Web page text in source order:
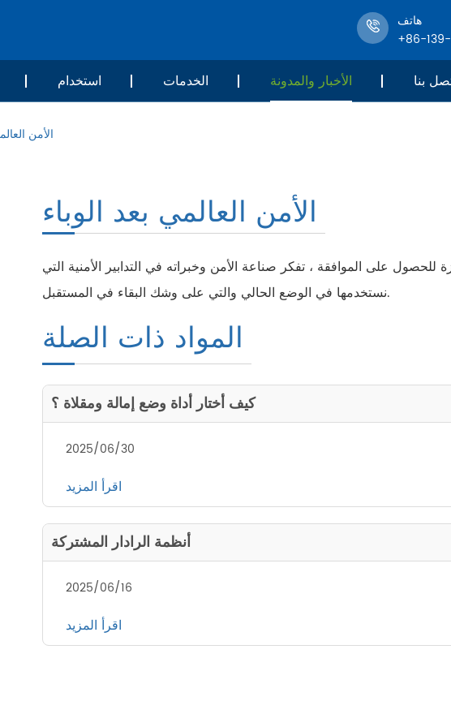
هاتف
+86-
استخدام الخدمات الأخبار والمدونة بنا
الأمن
الأمن العالمي بعد الوباء
على الموافقة ، تفكر صناعة الأمن وخبراته في التدابير الأمنية التي
نستخدمها في الوضع الحالي والتي على وشك البقاء في المستقبل.
المواد ذات الصلة
كيف أختار أداة وضع إمالة ومقلاة ؟
2025/06/30
اقرأ المزيد
أنظمة الرادار المشتركة
2025/06/16
اقرأ المزيد